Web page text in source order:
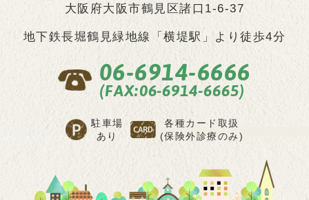
大阪府大阪市鶴見区諸口1-6-37
地下鉄長堀鶴見緑地線 「横堤駅」より徒歩4分
06-6914-6666
(FAX:06-6914-6665)
駐車場
あり
各種カード取扱
(保険外診療のみ)